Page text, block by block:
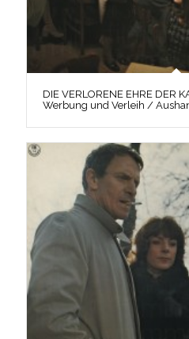
DIE VERLORENE EHRE DER
Werbung und Verleih /